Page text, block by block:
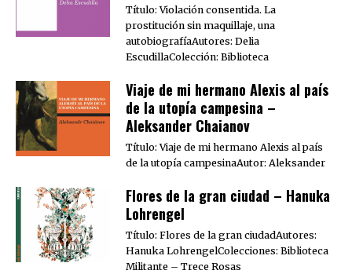
Título: Violación consentida. La
prostitución sin maquillaje, una
autobiografíaAutores: Delia
EscudillaColección: Biblioteca
Viaje de mi hermano Alexis al país
de la utopía campesina –
Aleksander Chaianov
Título: Viaje de mi hermano Alexis al país
de la utopía campesinaAutor: Aleksander
Flores de la gran ciudad – Hanuka
Lohrengel
Título: Flores de la gran ciudadAutores:
Hanuka LohrengelColecciones: Biblioteca
Militante – Trece Rosas